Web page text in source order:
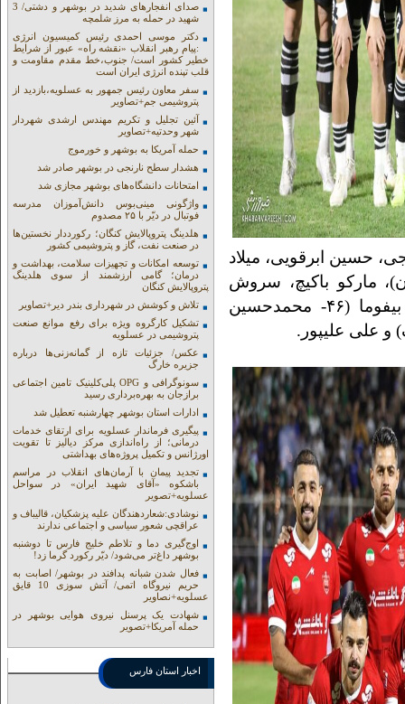
حسین ابرقویی، میلاد
مارکو باکیچ، سروش
رفیعی (۶۴- محمد عمری)، امید عالیشاه، تیوی بیفوما (۴۶- محمدحسین
صدای انفجارهای شدید در بوشهر و دشتی/ 3
شهید در حمله به مرز شلمچه
دکتر موسی احمدی رئیس کمیسیون انرژی
:پیام رهبر انقلاب «نقشه راه» عبور از شرایط
خطیر کشور است/ جنوب،خط مقدم مقاومت و
قلب تپنده انرژی ایران است
سفر معاون رئیس جمهور به عسلویه،بازدید از
پتروشیمی جم+تصاویر
آئین تجلیل و تکریم مهندس ارشدی شهردار
شهر وحدتیه+تصاویر
حمله آمریکا به بوشهر و خورموج
هشدار سطح نارنجی در بوشهر صادر شد
امتحانات دانشگاه‌های بوشهر مجازی شد
واژگونی مینی‌بوس دانش‌آموزان مدرسه
فوتبال در دیّر با ۲۵ مصدوم
هلدینگ پتروپالایش کنگان؛ رکورددار نخستین‌ها
در صنعت نفت، گاز و پتروشیمی کشور
توسعه امکانات و تجهیزات سلامت، بهداشت و
درمان؛ گامی ارزشمند از سوی هلدینگ
پتروپالایش کنگان
تلاش و کوشش در شهرداری بندر دیر+تصاویر
تشکیل کارگروه ویژه برای رفع موانع صنعت
پتروشیمی در عسلویه
عکس/ جزئیات تازه از گمانه‌زنی‌ها درباره
جزیره خارگ
سونوگرافی و OPG پلی‌کلینیک تامین اجتماعی
برازجان به بهره‌برداری رسید
ادارات استان بوشهر چهارشنبه تعطیل شد
پیگیری فرماندار عسلویه برای ارتقای خدمات
درمانی؛ از راه‌اندازی مرکز دیالیز تا تقویت
اورژانس و تکمیل پروژه‌های بهداشتی
تجدید پیمان با آرمان‌های انقلاب در مراسم
باشکوه «آقای شهید ایران» در سواحل
عسلویه+تصویر
نوشادی:شعاردهندگان علیه پزشکیان، قالیباف و
عراقچی شعور سیاسی و اجتماعی ندارند
اوج‌گیری دما و تلاطم خلیج فارس تا دوشنبه
بوشهر داغ‌تر می‌شود/ دیّر رکورد گرما زد!
فعال شدن شبانه پدافند در بوشهر/ اصابت به
حریم نیروگاه اتمی/ آتش سوزی 10 قایق
عسلویه+نصاویر
شهادت یک پرسنل نیروی هوایی بوشهر در
حمله آمریکا+تصویر
اخبار استان فارس